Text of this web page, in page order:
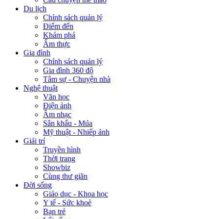
Du lịch
Chính sách quản lý
Điểm đến
Khám phá
Ẩm thực
Gia đình
Chính sách quản lý
Gia đình 360 độ
Tâm sự - Chuyện nhà
Nghệ thuật
Văn học
Điện ảnh
Âm nhạc
Sân khấu - Múa
Mỹ thuật - Nhiếp ảnh
Giải trí
Truyền hình
Thời trang
Showbiz
Cùng thư giãn
Đời sống
Giáo dục - Khoa học
Y tế - Sức khoẻ
Bạn trẻ